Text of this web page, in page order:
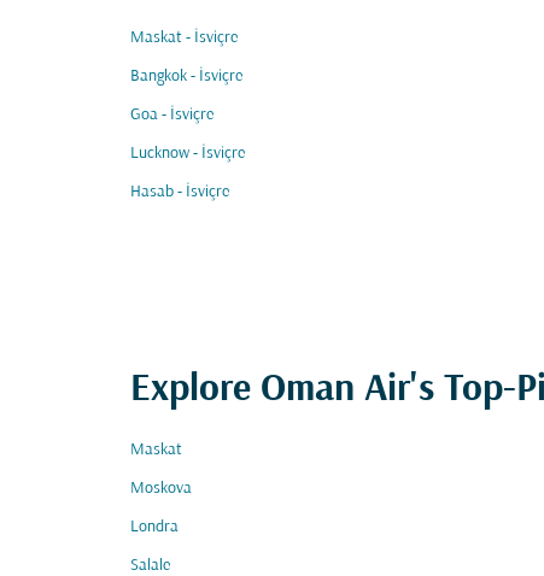
Maskat - İsviçre
Bangkok - İsviçre
Goa - İsviçre
Lucknow - İsviçre
Hasab - İsviçre
Explore Oman Air's Top-
Maskat
Moskova
Londra
Salale